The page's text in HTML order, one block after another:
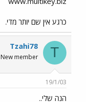
כרגע אין שם יותר מדי.
T
Tzahi78
New member
19/1/03
הנה שלי..